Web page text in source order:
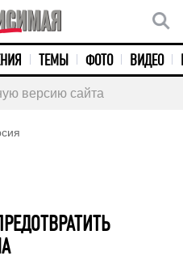
ТЕМЫ ФОТО ВИДЕО
версию сайта